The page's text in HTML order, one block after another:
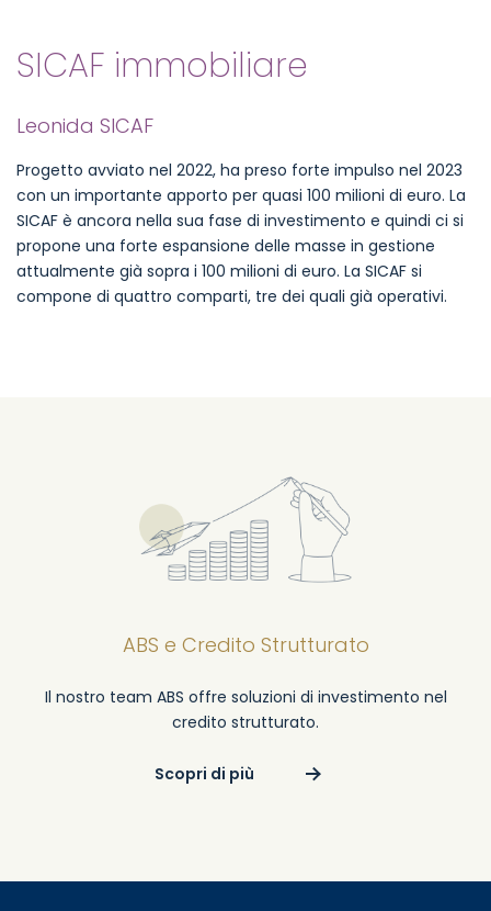
SICAF immobiliare
Leonida SICAF
Progetto avviato nel 2022, ha preso forte impulso nel 2023
con un importante apporto per quasi 100 milioni di euro. La
SICAF è ancora nella sua fase di investimento e quindi ci si
propone una forte espansione delle masse in gestione
attualmente già sopra i 100 milioni di euro. La SICAF si
compone di quattro comparti, tre dei quali già operativi.
ABS e Credito Strutturato
Il nostro team ABS offre soluzioni di investimento nel
credito strutturato.
Scopri di più